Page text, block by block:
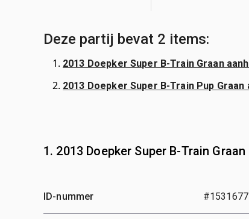
Deze partij bevat 2 items:
2013 Doepker Super B-Train Graan
2013 Doepker Super B-Train Pup Graan
1. 2013 Doepker Super B-Train
ID-nummer